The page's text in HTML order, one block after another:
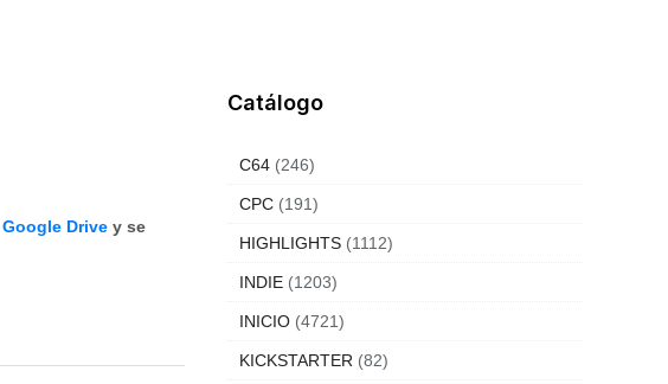
Google Drive y se
Catálogo
C64 (246)
CPC (191)
HIGHLIGHTS (1112)
INDIE (1203)
INICIO (4721)
KICKSTARTER (82)